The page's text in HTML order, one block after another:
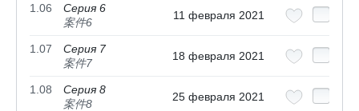
1.06
Серия 6
案件6
11 февраля 2021
1.07
Серия 7
案件7
18 февраля 2021
1.08
Серия 8
案件8
25 февраля 2021